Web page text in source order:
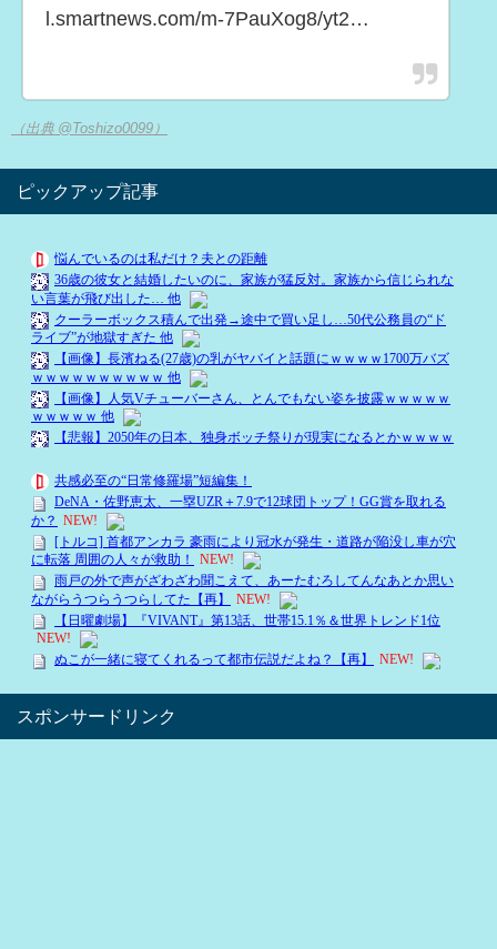
l.smartnews.com/m-7PauXog8/yt2…
（出典 @Toshizo0099）
ピックアップ記事
スポンサードリンク